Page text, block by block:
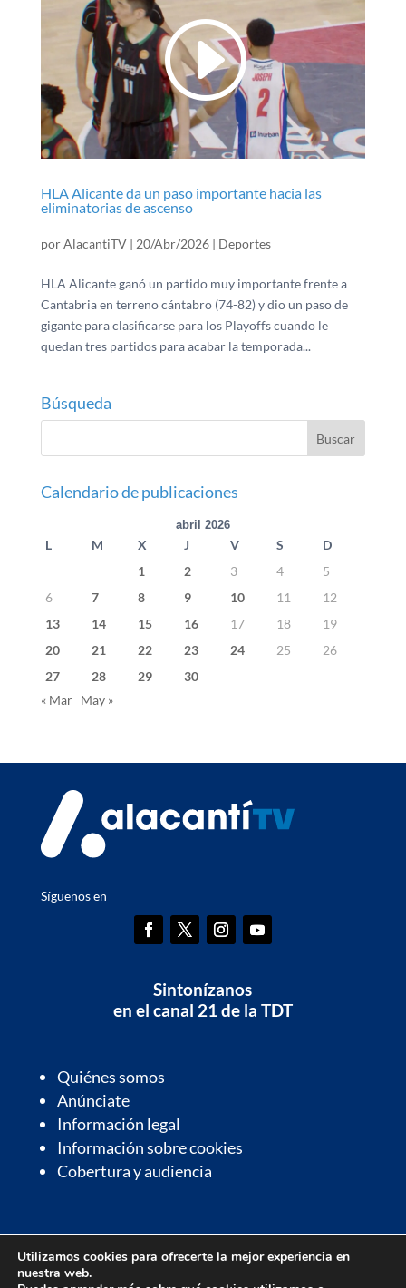
HLA Alicante da un paso importante hacia las
eliminatorias de ascenso
porAlacantiTV| 20/Abr/2026| Deportes
HLA Alicante ganó un partido muy importante frente a
Cantabria en terreno cántabro (74-82) y dio un paso de
gigante para clasificarse para los Playoffs cuando le
quedan tres partidos para acabar la temporada...
Búsqueda
Calendario de publicaciones
abril 2026
L M X J V S
D
1
2 3 4
5
6
7 8 9 10 11
12
13
14 15 16 17 18
19
20
21 22 23 24 25
26
27
28 29
30
« Mar
May »
Síguenos en
Sintonízanos
en el canal 21 de la TDT
Quiénes somos
Anúnciate
Información legal
Información sobre cookies
Cobertura y audiencia
Información de interés
Contactos de interés
Utilizamos cookies para ofrecerte la mejor experiencia en
nuestra web.